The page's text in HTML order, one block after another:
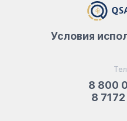
8 800
8
Условия